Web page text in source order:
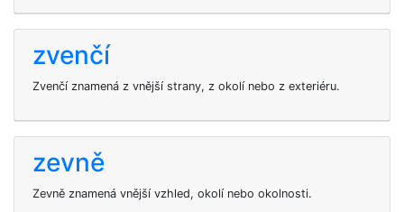
zvenčí
Zvenčí znamená z vnější strany, z okolí nebo z exteriéru.
zevně
Zevně znamená vnější vzhled, okolí nebo okolnosti.